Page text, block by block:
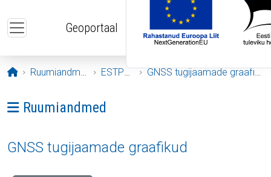
Geoportaal
Avaleht
Ruumiandmed ESTPOS GNSS tugijaamade graafikud
Ava menüü: Ruumiandmed
Ruumiandmed
GNSS tugijaamade graafikud